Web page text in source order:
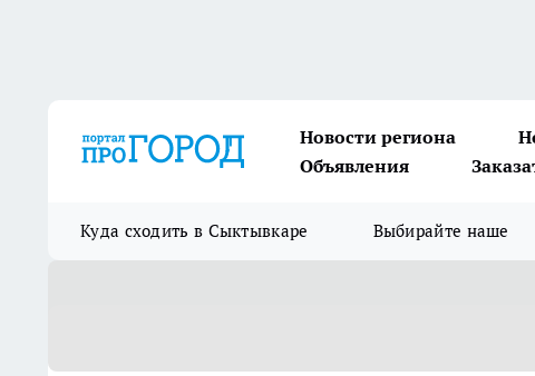
Новости региона
Объявления
Куда сходить в Сыктывкаре Выбирайте наше